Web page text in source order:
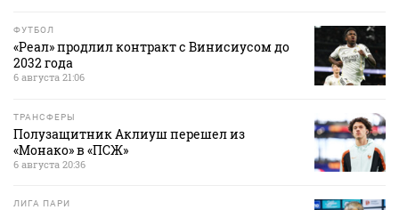
ФУТБОЛ
«Реал» продлил контракт с Винисиусом до
2032 года
6 августа 21:06
ТРАНСФЕРЫ
Полузащитник Аклиуш перешел из
«Монако» в «ПСЖ»
6 августа 20:36
ЛИГА ПАРИ